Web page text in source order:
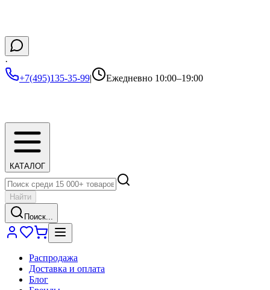
·
+7(495)135-35-99| Ежедневно 10:00–19:00
КАТАЛОГ
Найти
Поиск...
Распродажа
Доставка и оплата
Блог